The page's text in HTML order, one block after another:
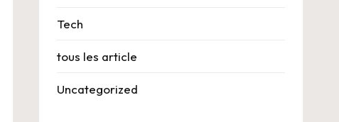
Tech
tous les article
Uncategorized